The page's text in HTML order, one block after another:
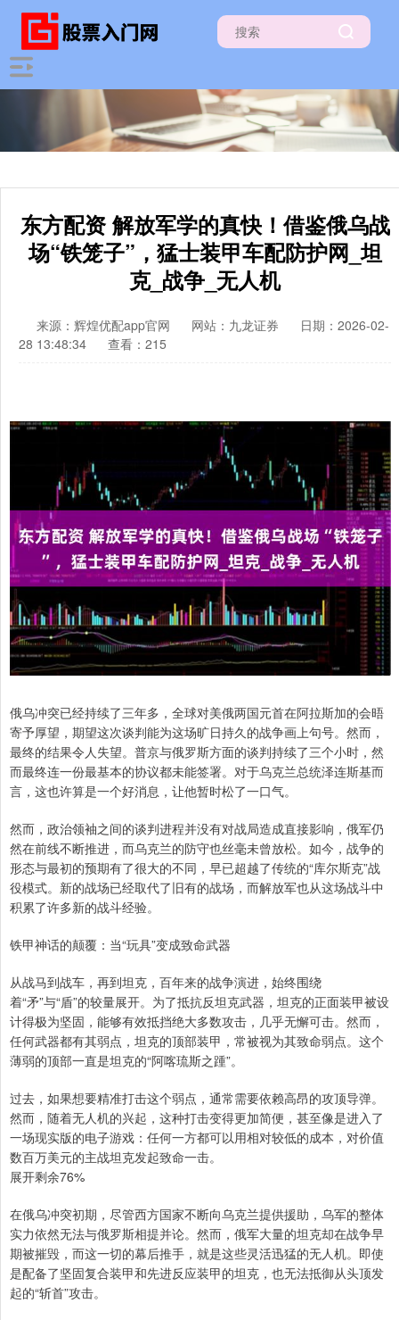
东方配资 解放军学的真快！借鉴俄乌战
场“铁笼子”，猛士装甲车配防护网_坦
克_战争_无人机
来源：辉煌优配app官网 网站：九龙证券
日期：2026-02-
28 13:48:34
查看：215
俄乌冲突已经持续了三年多，全球对美俄两国元首在阿拉斯加的会晤
寄予厚望，期望这次谈判能为这场旷日持久的战争画上句号。然而，
最终的结果令人失望。普京与俄罗斯方面的谈判持续了三个小时，然
而最终连一份最基本的协议都未能签署。对于乌克兰总统泽连斯基而
言，这也许算是一个好消息，让他暂时松了一口气。
然而，政治领袖之间的谈判进程并没有对战局造成直接影响，俄军仍
然在前线不断推进，而乌克兰的防守也丝毫未曾放松。如今，战争的
形态与最初的预期有了很大的不同，早已超越了传统的“库尔斯克”战
役模式。新的战场已经取代了旧有的战场，而解放军也从这场战斗中
积累了许多新的战斗经验。
铁甲神话的颠覆：当“玩具”变成致命武器
从战马到战车，再到坦克，百年来的战争演进，始终围绕
着“矛”与“盾”的较量展开。为了抵抗反坦克武器，坦克的正面装甲被设
计得极为坚固，能够有效抵挡绝大多数攻击，几乎无懈可击。然而，
任何武器都有其弱点，坦克的顶部装甲，常被视为其致命弱点。这个
薄弱的顶部一直是坦克的“阿喀琉斯之踵”。
过去，如果想要精准打击这个弱点，通常需要依赖高昂的攻顶导弹。
然而，随着无人机的兴起，这种打击变得更加简便，甚至像是进入了
一场现实版的电子游戏：任何一方都可以用相对较低的成本，对价值
数百万美元的主战坦克发起致命一击。
展开剩余76%
在俄乌冲突初期，尽管西方国家不断向乌克兰提供援助，乌军的整体
实力依然无法与俄罗斯相提并论。然而，俄军大量的坦克却在战争早
期被摧毁，而这一切的幕后推手，就是这些灵活迅猛的无人机。即使
是配备了坚固复合装甲和先进反应装甲的坦克，也无法抵御从头顶发
起的“斩首”攻击。